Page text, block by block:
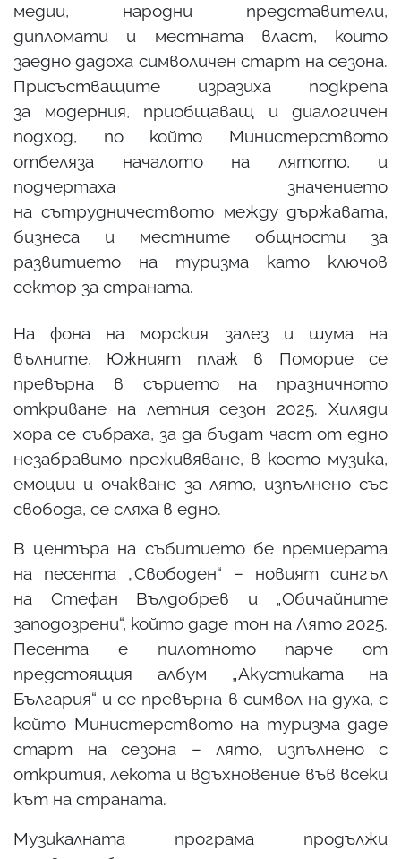
медии, народни представители,
дипломати и местната власт, които
заедно дадоха символичен старт на сезона.
Присъстващите изразиха подкрепа
за модерния, приобщаващ и диалогичен
подход, по който Министерството
отбеляза началото на лятото, и
подчертаха значението
на сътрудничеството между държавата,
бизнеса и местните общности за
развитието на туризма като ключов
сектор за страната.
На фона на морския залез и шума на
вълните, Южният плаж в Поморие се
превърна в сърцето на празничното
откриване на летния сезон 2025. Хиляди
хора се събраха, за да бъдат част от едно
незабравимо преживяване, в което музика,
емоции и очакване за лято, изпълнено със
свобода, се сляха в едно.
В центъра на събитието бе премиерата
на песента „Свободен“ – новият сингъл
на Стефан Вълдобрев и „Обичайните
заподозрени“, който даде тон на Лято 2025.
Песента е пилотното парче от
предстоящия албум „Акустиката на
България“ и се превърна в символ на духа, с
който Министерството на туризма даде
старт на сезона – лято, изпълнено с
открития, лекота и вдъхновение във всеки
кът на страната.
Музикалната програма продължи